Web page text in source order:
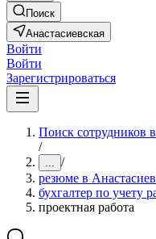
Поиск
Анастасиевская
Войти
Войти
Зарегистрироваться
Поиск сотрудников
/
... /
резюме в
бухгалтер по учету
проектная работа